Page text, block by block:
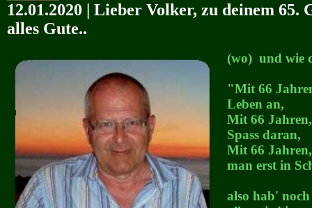
12.01.2020 | Lieber Volker, zu deinem 65.
alles Gute..
(wo) und wie
"Mit 66
Leben an,
Mit 66
Spass daran,
Mit 66
man erst in
also hab'